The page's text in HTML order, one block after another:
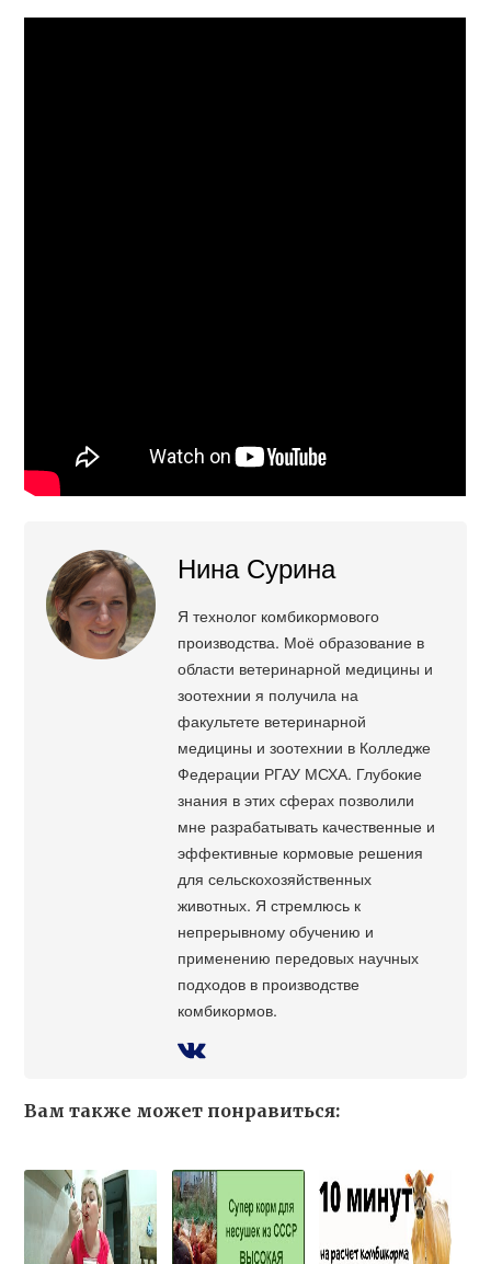
Нина Сурина
Я технолог комбикормового
производства. Моё образование в
области ветеринарной медицины и
зоотехнии я получила на
факультете ветеринарной
медицины и зоотехнии в Колледже
Федерации РГАУ МСХА. Глубокие
знания в этих сферах позволили
мне разрабатывать качественные и
эффективные кормовые решения
для сельскохозяйственных
животных. Я стремлюсь к
непрерывному обучению и
применению передовых научных
подходов в производстве
комбикормов.
Вам также может понравиться: